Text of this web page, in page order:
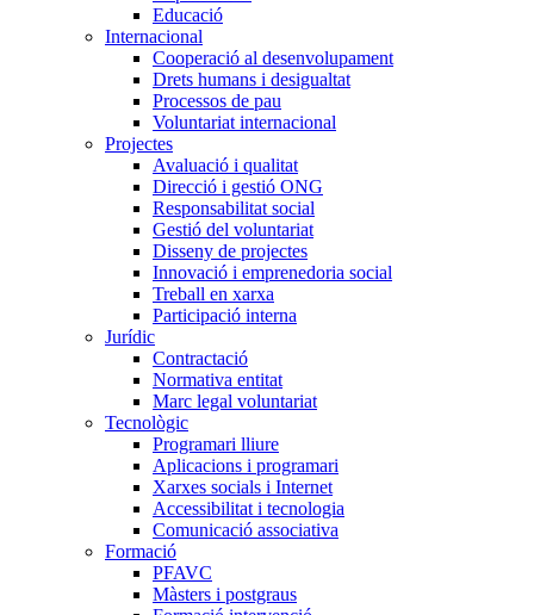
Educació
Internacional
Cooperació al desenvolupament
Drets humans i desigualtat
Processos de pau
Voluntariat internacional
Projectes
Avaluació i qualitat
Direcció i gestió ONG
Responsabilitat social
Gestió del voluntariat
Disseny de projectes
Innovació i emprenedoria social
Treball en xarxa
Participació interna
Jurídic
Contractació
Normativa entitat
Marc legal voluntariat
Tecnològic
Programari lliure
Aplicacions i programari
Xarxes socials i Internet
Accessibilitat i tecnologia
Comunicació associativa
Formació
PFAVC
Màsters i postgraus